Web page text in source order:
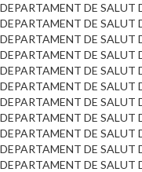
DEPARTAMENT DE SALUT
DEPARTAMENT DE SALUT
DEPARTAMENT DE SALUT
DEPARTAMENT DE SALUT
DEPARTAMENT DE SALUT
DEPARTAMENT DE SALUT
DEPARTAMENT DE SALUT
DEPARTAMENT DE
DEPARTAMENT DE SALUT
DEPARTAMENT DE SALUT
DEPARTAMENT DE SALUT